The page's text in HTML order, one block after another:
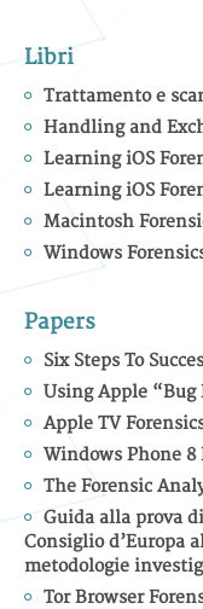
Libri
Trattamento e
Handling and
Learning iOS
Learning iOS
Macintosh
Windows
Papers
Six Steps To
Using Apple
Apple TV
Windows Phone 8
The Forensic
Guida alla prova
Consiglio d’Europa
metodologie
Tor Browser